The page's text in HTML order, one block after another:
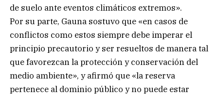
de suelo ante eventos climáticos extremos».
Por su parte, Gauna sostuvo que «en casos de
conflictos como estos siempre debe imperar el
principio precautorio y ser resueltos de manera tal
que favorezcan la protección y conservación del
medio ambiente», y afirmó que «la reserva
pertenece al dominio público y no puede estar